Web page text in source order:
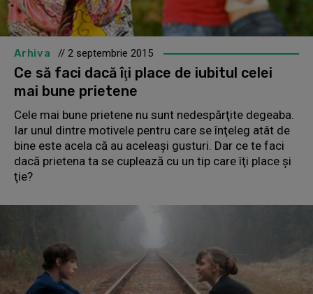
Arhiva // 2 septembrie 2015
Ce să faci dacă îţi place de iubitul celei
mai bune prietene
Cele mai bune prietene nu sunt nedespărţite degeaba.
Iar unul dintre motivele pentru care se înţeleg atât de
bine este acela că au aceleaşi gusturi. Dar ce te faci
dacă prietena ta se cuplează cu un tip care îţi place şi
ţie?